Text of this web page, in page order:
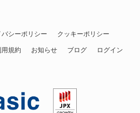
バシーポリシー クッキーポリシー
規約 お知らせ ブログ ログイン